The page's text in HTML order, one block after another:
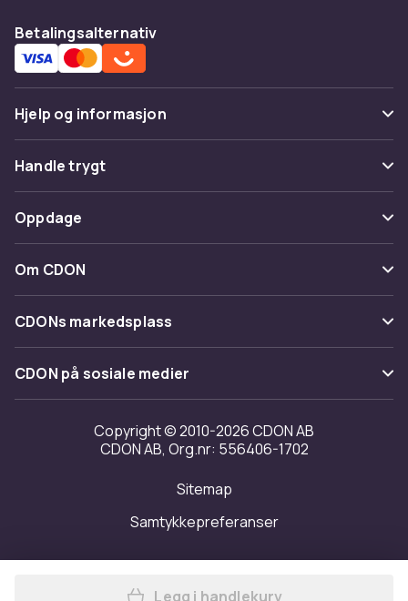
Betalingsalternativ
Hjelp og informasjon
Vanlige spørsmål
Spor pakke
Angre & returner her
Kontakt oss
Handle trygt
Betaling
Levering
Tilbakekallinger
Oppdage
Kategorier
Varemerker
Om CDON
Om oss
Kundeanmeldelser
Jobbe på CDON
Investor relations
Tilgjengelighet
CDONs markedsplass
Merchant Help Center
CDON på sosiale medier
Copyright © 2010-2026 CDON AB
CDON AB, Org.nr: 556406-1702
Sitemap
Samtykkepreferanser
Legg i handlekurv